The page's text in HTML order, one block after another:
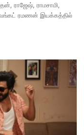
ராஜேஷ், ராமசாமி,
ரமணன் இயக்கத்தில்